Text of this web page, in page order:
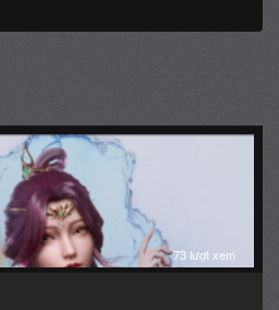
73 lượt xem